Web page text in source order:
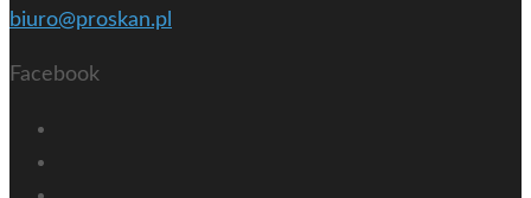
biuro@proskan.pl
Facebook